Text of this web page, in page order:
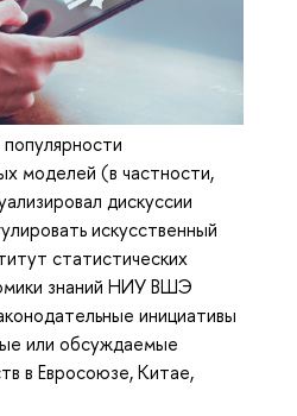
моделей (в частности,
дискуссии
искусственный
статистических
знаний НИУ ВШЭ
инициативы
или обсуждаемые
в Евросоюзе, Китае,